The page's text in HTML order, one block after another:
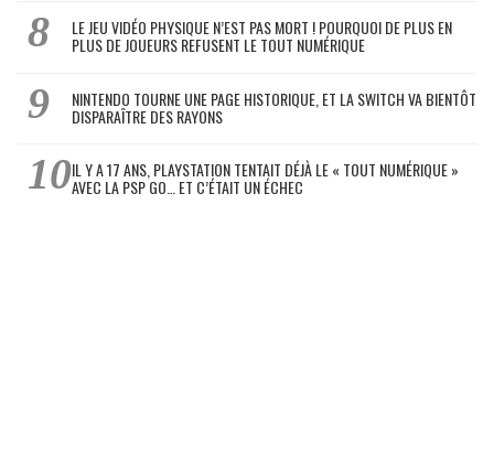
LE JEU VIDÉO PHYSIQUE N’EST PAS MORT ! POURQUOI DE PLUS EN
PLUS DE JOUEURS REFUSENT LE TOUT NUMÉRIQUE
NINTENDO TOURNE UNE PAGE HISTORIQUE, ET LA SWITCH VA BIENTÔT
DISPARAÎTRE DES RAYONS
IL Y A 17 ANS, PLAYSTATION TENTAIT DÉJÀ LE « TOUT NUMÉRIQUE »
AVEC LA PSP GO… ET C’ÉTAIT UN ÉCHEC